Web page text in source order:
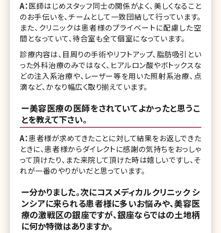
A：医師はじめスタッフ同士の関係がよく、美しくなること
のお手伝いを、チームとして一致団結して行っています。
また、クリニックは患者様のプライベートに配慮した空
間となっていて、待合室も全て個室になっています。
診療内容は、目周りの手術やリフトアップ、脂肪吸引とい
った外科治療のみではなく、ヒアルロン酸やボトックスな
どの注入系治療や、レーザー等を用いた照射系治療、点
滴など、かなり幅広く取り揃えています。
ー美容医療の医師をされていてよかったと思うこ
とを教えて下さい。
A：患者様が求めてきたことに対して結果をお返しできた
ときに、患者様からダイレクトに感謝の気持ちをおっしゃ
って頂けたり、また来院して頂けた時は嬉しいですし、そ
れが一番のやりがいだと思っています。
ー分かりました。次にコスメディカルクリニック シ
ンシアに来られる患者様に多いお悩みや、美容医
療の激戦区の銀座ですが、銀座ならではの土地柄
に何か特徴はありますか。